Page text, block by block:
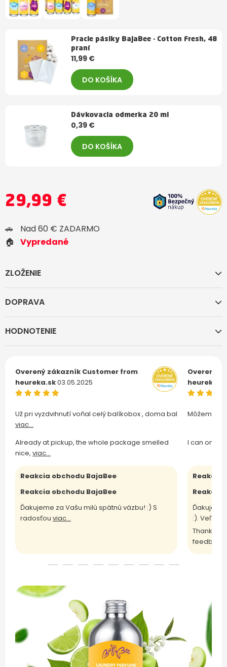
ZLOŽENIE
DOPRAVA
HODNOTENIE
Overený zákazník Customer from
heureka.sk03.05.2025
Už pri vyzdvihnutí voňal celý balíkobox , doma bal
viac...
Already at pickup, the whole package smelled
nice, viac...
Reakcia obchodu BajaBee
Reakcia obchodu BajaBee
Ďakujeme za Vašu milú spätnú väzbu! :) S
radosťou viac...
Overený
Môžem len
I can only
Reakcia
Reakcia
:). Veľm
Thank
feedback
Pracie pásiky BajaBee - Cotton Fresh, 48
praní
11,99 €
DO KOŠÍKA
Dávkovacia odmerka 20 ml
0,39 €
DO KOŠÍKA
29,99 €
🚗
Nad 60 € ZADARMO
🏠
Vypredané